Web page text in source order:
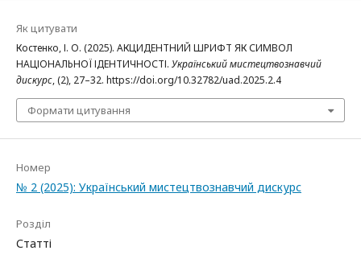
Як цитувати
Костенко, І. О. (2025). АКЦИДЕНТНИЙ ШРИФТ ЯК СИМВОЛ
НАЦІОНАЛЬНОЇ ІДЕНТИЧНОСТІ. Український мистецтвознавчий
дискурс, (2), 27–32. https://doi.org/10.32782/uad.2025.2.4
Формати цитування
Номер
№ 2 (2025): Український мистецтвознавчий дискурс
Розділ
Статті